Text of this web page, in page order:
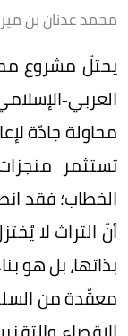
محمد عدنان بن مير
يحتلّ مشروع
محاولة جادّة
تستثمر منجزات
الخطاب؛ فقد
أنّ التراث لا
بذاتها، بل هو
معقّدة من